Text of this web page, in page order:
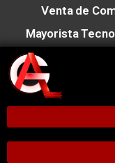
Venta de
Mayorista